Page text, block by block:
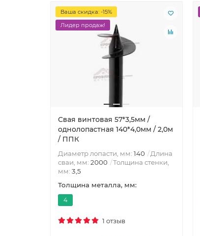
Ваша скидка: -15%
Лидер продаж!
Свая винтовая 57*3,5мм /
однолопастная 140*4,0мм / 2,0м
/ ППК
Диаметр лопасти, мм: 140
Длина
сваи, мм: 2000
Толщина стенки,
мм: 3,5
Толщина металла, мм:
4
1 отзыв